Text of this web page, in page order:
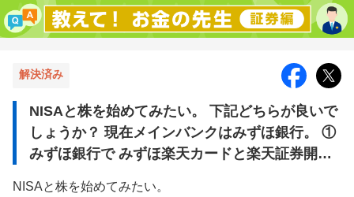
解決済み
NISAと株を始めてみたい。 下記どちらが良いで
しょうか？ 現在メインバンクはみずほ銀行。 ①
みずほ銀行で みずほ楽天カードと楽天証券開設
NISAと株を始めてみたい。